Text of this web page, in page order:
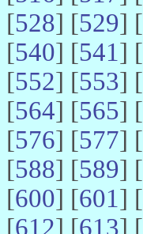
[528] [529] [
[540] [541] [
[552] [553] [
[564] [565] [
[576] [577] [
[588] [589] [
[600] [601] [
[612] [613] [